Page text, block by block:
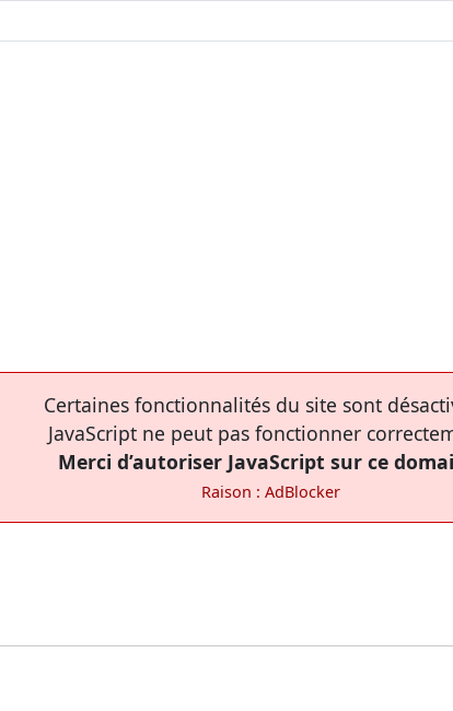
Certaines fonctionnalités du site sont
JavaScript ne peut pas fonctionner
Merci d’autoriser JavaScript sur ce
Raison : AdBlocker